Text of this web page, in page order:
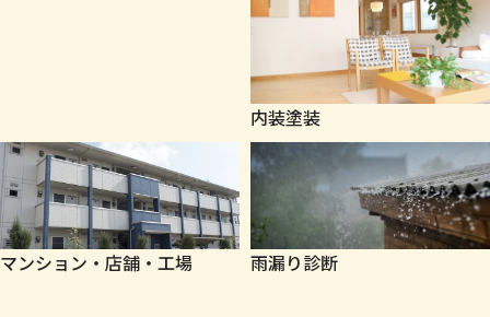
内装塗装
マンション・店舗・工場 雨漏り診断